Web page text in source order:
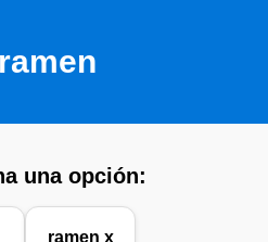
ramen
una opción:
ramen x